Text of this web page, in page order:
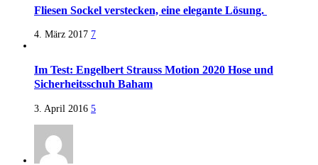
Fliesen Sockel verstecken, eine elegante Lösung.
4. März 2017 7
Im Test: Engelbert Strauss Motion 2020 Hose und
Sicherheitsschuh Baham
3. April 2016 5